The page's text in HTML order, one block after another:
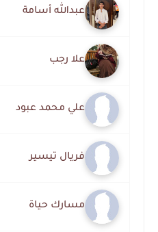
عبدالله أسامة
علا رجب
علي محمد عبود
فريال تيسير
مسارك حياة